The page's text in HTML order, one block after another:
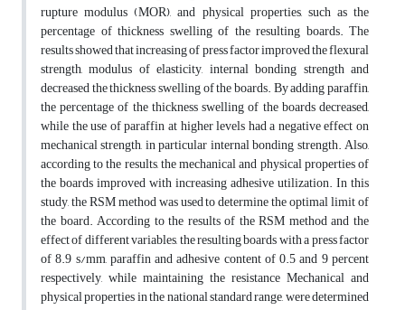
rupture modulus (MOR), and physical properties, such as the
percentage of thickness swelling of the resulting boards. The
results showed that increasing of press factor improved the flexural
strength, modulus of elasticity, internal bonding strength and
decreased the thickness swelling of the boards. By adding paraffin,
the percentage of the thickness swelling of the boards decreased,
while the use of paraffin at higher levels had a negative effect on
mechanical strength, in particular internal bonding strength. Also,
according to the results, the mechanical and physical properties of
the boards improved with increasing adhesive utilization. In this
study, the RSM method was used to determine the optimal limit of
the board. According to the results of the RSM method and the
effect of different variables, the resulting boards with a press factor
of 8.9 s/mm, paraffin and adhesive content of 0.5 and 9 percent
respectively, while maintaining the resistance Mechanical and
physical properties in the national standard range, were determined